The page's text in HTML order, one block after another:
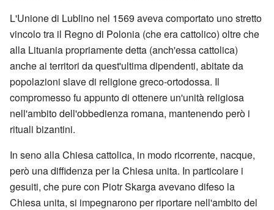
L'Unione di Lublino nel 1569 aveva comportato uno stretto
vincolo tra il Regno di Polonia (che era cattolico) oltre che
alla Lituania propriamente detta (anch'essa cattolica)
anche ai territori da quest'ultima dipendenti, abitate da
popolazioni slave di religione greco-ortodossa. Il
compromesso fu appunto di ottenere un'unità religiosa
nell'ambito dell'obbedienza romana, mantenendo però i
rituali bizantini.
In seno alla Chiesa cattolica, in modo ricorrente, nacque,
però una diffidenza per la Chiesa unita. In particolare i
gesuiti, che pure con Piotr Skarga avevano difeso la
Chiesa unita, si impegnarono per riportare nell'ambito del